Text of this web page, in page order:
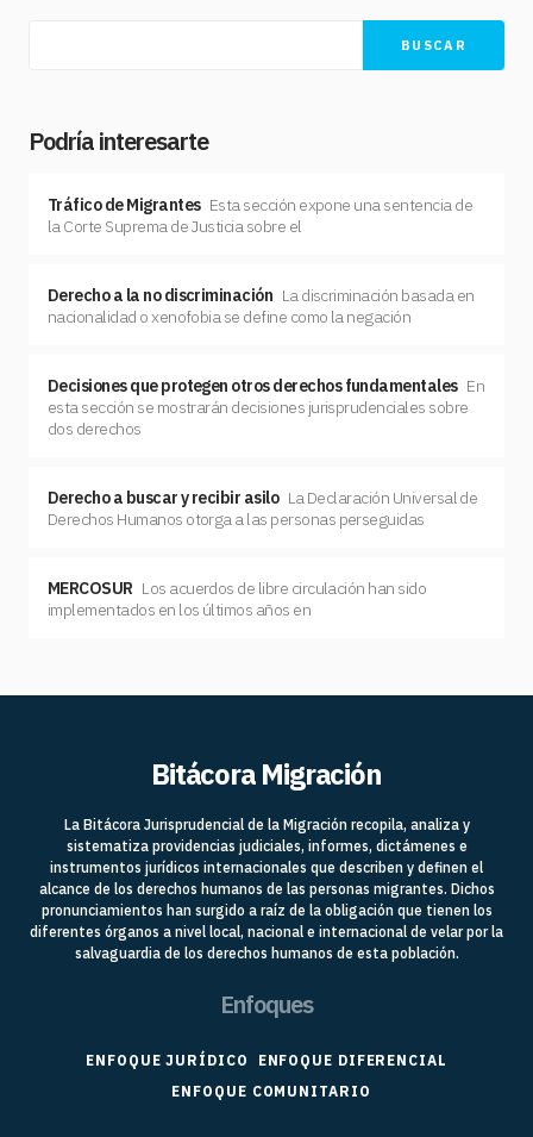
BUSCAR
Podría interesarte
Tráfico de Migrantes Esta sección expone una sentencia de
la Corte Suprema de Justicia sobre el
Derecho a la no discriminación La discriminación basada en
nacionalidad o xenofobia se define como la negación
Decisiones que protegen otros derechos fundamentales En
esta sección se mostrarán decisiones jurisprudenciales sobre
dos derechos
Derecho a buscar y recibir asilo La Declaración Universal de
Derechos Humanos otorga a las personas perseguidas
MERCOSUR Los acuerdos de libre circulación han sido
implementados en los últimos años en
Bitácora Migración
La Bitácora Jurisprudencial de la Migración recopila, analiza y
sistematiza providencias judiciales, informes, dictámenes e
instrumentos jurídicos internacionales que describen y definen el
alcance de los derechos humanos de las personas migrantes. Dichos
pronunciamientos han surgido a raíz de la obligación que tienen los
diferentes órganos a nivel local, nacional e internacional de velar por la
salvaguardia de los derechos humanos de esta población.
Enfoques
ENFOQUE JURÍDICO
ENFOQUE DIFERENCIAL
ENFOQUE COMUNITARIO